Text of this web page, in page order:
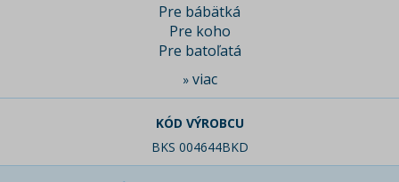
Pre bábätká
Pre koho
Pre batoľatá
» viac
KÓD VÝROBCU
BKS 004644BKD